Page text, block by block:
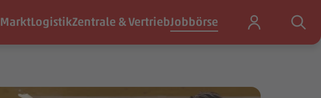
MarktLogistikZentrale & VertriebJobbörse